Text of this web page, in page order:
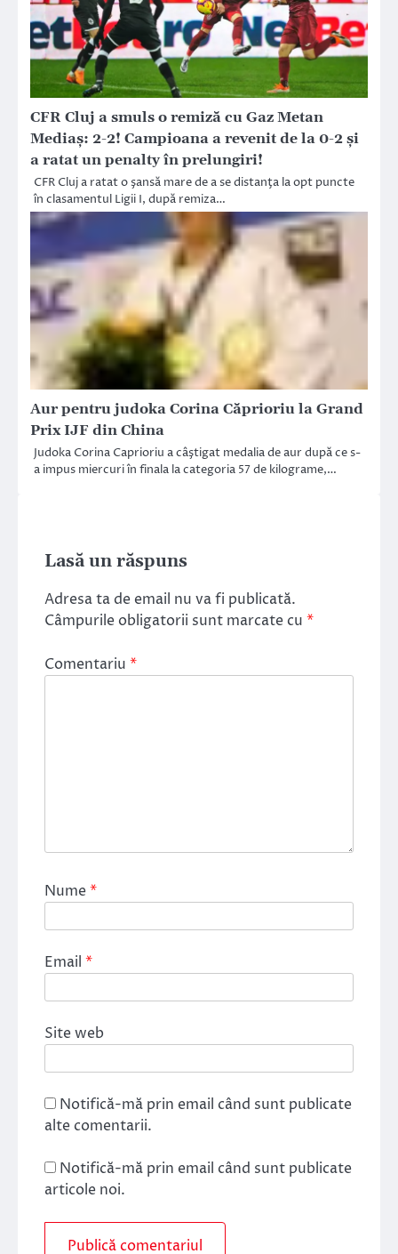
CFR Cluj a smuls o remiză cu Gaz Metan
Mediaş: 2-2! Campioana a revenit de la 0-2 şi
a ratat un penalty în prelungiri!
CFR Cluj a ratat o şansă mare de a se distanţa la opt puncte
în clasamentul Ligii I, după remiza…
Aur pentru judoka Corina Căprioriu la Grand
Prix IJF din China
Judoka Corina Caprioriu a câştigat medalia de aur după ce s-
a impus miercuri în finala la categoria 57 de kilograme,…
Lasă un răspuns
Adresa ta de email nu va fi publicată.
Câmpurile obligatorii sunt marcate cu *
Comentariu *
Nume*
Email *
Site web
Notifică-mă prin email când sunt publicate
alte comentarii.
Notifică-mă prin email când sunt publicate
articole noi.